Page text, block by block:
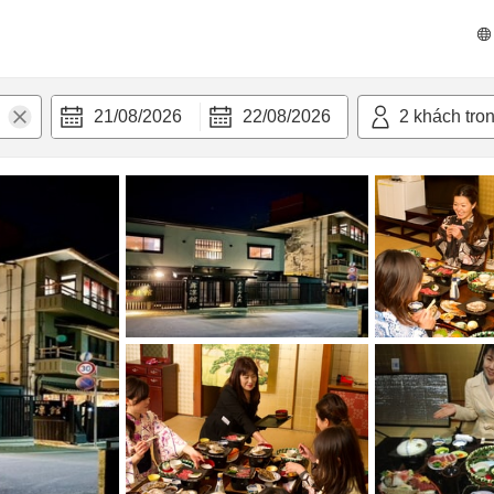
21/08/2026 22/08/2026 2 khách
nghi